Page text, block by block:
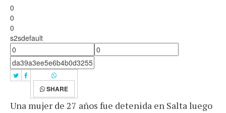
0
0
0
s2sdefault
SHARE
Una mujer de 27 años fue detenida en Salta luego